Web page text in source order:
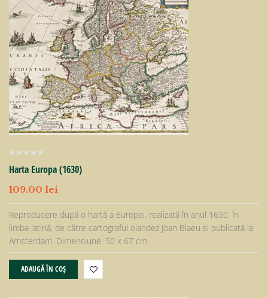
Harta Europa (1630)
109.00 lei
Reproducere după o hartă a Europei, realizată în anul 1630, în
limba latină, de către cartograful olandez Joan Blaeu şi publicată la
Amsterdam. Dimensiune: 50 x 67 cm
ADAUGĂ ÎN COȘ